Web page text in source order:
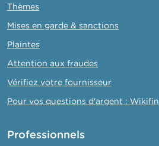
Thèmes
Mises en garde & sanctions
Plaintes
Attention aux fraudes
Vérifiez votre fournisseur
Pour vos questions d'argent : Wikifin
Professionnels